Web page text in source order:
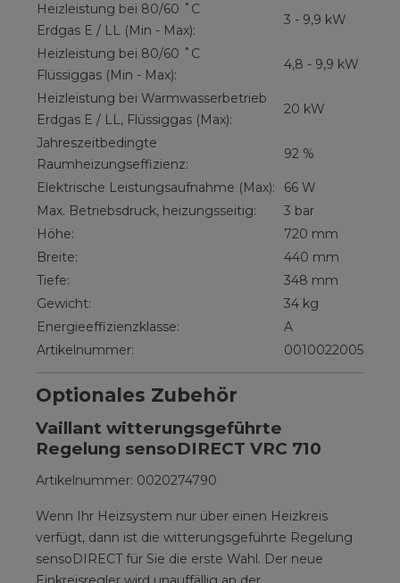
Heizleistung bei 80/60 ˚C
Erdgas E / LL (Min - Max):
3 - 9,9 kW
Heizleistung bei 80/60 ˚C
Flüssiggas (Min - Max):
4,8 - 9,9 kW
Heizleistung bei Warmwasserbetrieb
Erdgas E / LL, Flüssiggas (Max):
20 kW
Jahreszeitbedingte
Raumheizungseffizienz:
92 %
Elektrische Leistungsaufnahme (Max):
66 W
Max. Betriebsdruck, heizungsseitig:
3 bar
Höhe:
720 mm
Breite:
440 mm
Tiefe:
348 mm
Gewicht:
34 kg
Energieeffizienzklasse:
A
Artikelnummer:
0010022005
Optionales Zubehör
Vaillant witterungsgeführte
Regelung sensoDIRECT VRC 710
Artikelnummer: 0020274790
Wenn Ihr Heizsystem nur über einen Heizkreis
verfügt, dann ist die witterungsgeführte Regelung
sensoDIRECT für Sie die erste Wahl. Der neue